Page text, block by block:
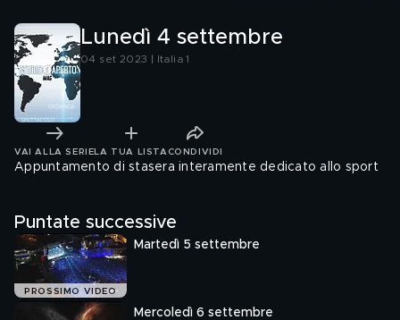
Lunedì 4 settembre
04 set 2023 | Italia 1
VAI ALLA SERIE LA TUA LISTA CONDIVIDI
Appuntamento di stasera interamente dedicato allo sport
Puntate successive
PROSSIMO VIDEO
Martedì 5 settembre
Mercoledì 6 settembre